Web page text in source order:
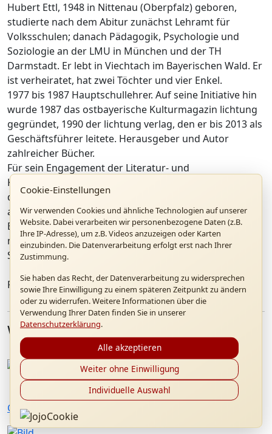
Hubert Ettl, 1948 in Nittenau (Oberpfalz) geboren,
studierte nach dem Abitur zunächst Lehramt für
Volksschulen; danach Pädagogik, Psychologie und
Soziologie an der LMU in München und der TH
Darmstadt. Er lebt in Viechtach im Bayerischen Wald. Er
ist verheiratet, hat zwei Töchter und vier Enkel.
1977 bis 1987 Hauptschullehrer. Auf seine Initiative hin
wurde 1987 das ostbayerische Kulturmagazin lichtung
gegründet, 1990 der lichtung verlag, den er bis 2013 als
Geschäftsführer leitete. Herausgeber und Autor
zahlreicher Bücher.
Für sein Engagement der Literatur- und
Kulturvermittlung wurde er 2001 mit dem Silbergriffel
der Stiftung zur Förderung des Schrifttums
ausgezeichnet, 2005 mit dem Kulturpreis Bayern der
EON AG; 2010 der lichtung verlag unter seiner Leitung
mit dem Kleinverlagspreis des Bayerischen
Staatsministeriums für Kunst und Wissenschaft.
Fotos: B. Stallbauer
Weitere Artikel
12.09.2026
Gottesdienst "20 Jahre Papstbesuch in Marktl"
Cookie-Einstellungen
Wir verwenden Cookies und ähnliche Technologien auf unserer
Website. Dabei verarbeiten wir personenbezogene Daten (z.B.
Ihre IP-Adresse), um z.B. Videos anzuzeigen oder Karten
einzubinden. Die Datenverarbeitung erfolgt erst nach Ihrer
Zustimmung.
Sie haben das Recht, der Datenverarbeitung zu widersprechen
sowie Ihre Einwilligung zu einem späteren Zeitpunkt zu ändern
oder zu widerrufen. Weitere Informationen über die
Verwendung Ihrer Daten finden Sie in unserer
Datenschutzerklärung.
Alle akzeptieren
Weiter ohne Einwilligung
Individuelle Auswahl